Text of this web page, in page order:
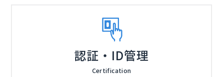
認証・ID管理
Certification